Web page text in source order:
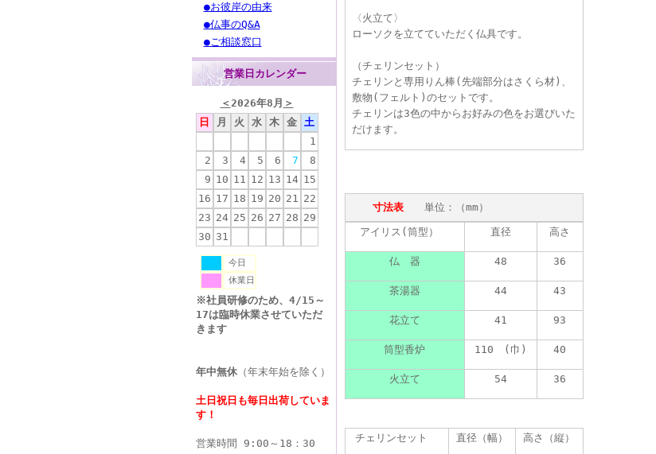
●お彼岸の由来
●仏事のQ&A
●ご相談窓口
営業日カレンダー
＜2026年8月 ＞
日
月 火 水 木 金 土
1
2
3 4 5 6 7
8
9 10 11 12 13 14 15
16 17 18 19 20 21 22
23 24 25 26 27 28 29
30 31
今日
休業日
※社員研修のため、4/15～
17は臨時休業させていただ
きます
年中無休（年末年始を除く）
土日祝日も毎日出荷していま
す！
営業時間 9:00～18：30
〈火立て〉
ローソクを立てていただく仏具です。
（チェリンセット）
チェリンと専用りん棒(先端部分はさくら材)、
敷物(フェルト)のセットです。
チェリンは3色の中からお好みの色をお選びいた
だけます。
寸法表 単位：（mm）
アイリス(筒型） 直径 高さ
仏 器 48 36
茶湯器 44 43
花立て 41 93
筒型香炉 110 (巾) 40
火立て 54 36
チェリンセット 直径（幅） 高さ（縦）